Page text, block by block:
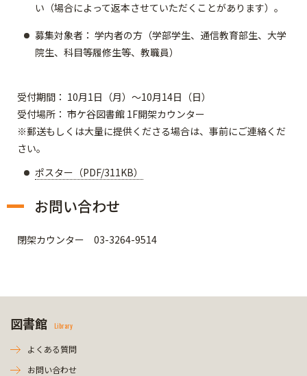
い（場合によって返本させていただくことがあります）。
募集対象者： 学内者の方（学部学生、通信教育部生、大学
院生、科目等履修生等、教職員）
受付期間： 10月1日（月）～10月14日（日）
受付場所： 市ケ谷図書館 1F開架カウンター
※郵送もしくは大量に提供くださる場合は、事前にご連絡くだ
さい。
ポスター（PDF/311KB）
お問い合わせ
閉架カウンター 03-3264-9514
図書館 Library
よくある質問
お問い合わせ